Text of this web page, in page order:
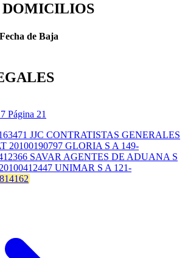
Fecha de Baja
Página 21
JJC CONTRATISTAS GENERALES
20100190797 GLORIA S A 149-
SAVAR AGENTES DE ADUANA S
UNIMAR S A 121-